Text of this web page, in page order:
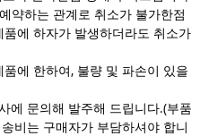
약하는 관계로 취소가 불가한점
에 하자가 발생하더라도 취소가
에 한하여, 불량 및 파손이 있을
에 문의해 발주해 드립니다.(부품
비는 구매자가 부담하셔야 합니